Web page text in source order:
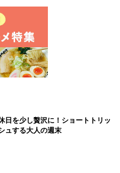
日を少し贅沢に！ショートトリッ
ュする大人の週末